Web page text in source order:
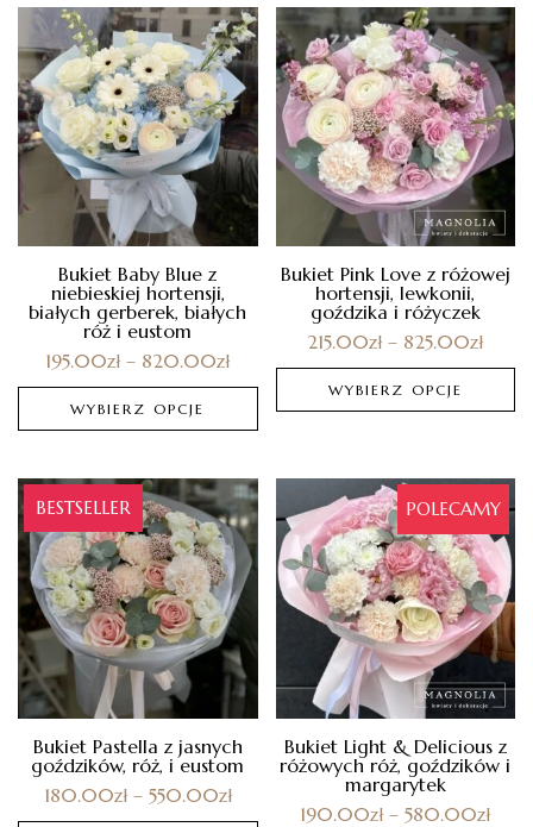
Bukiet Baby Blue z
niebieskiej hortensji,
białych gerberek, białych
róż i eustom
195.00zł – 820.00zł
WYBIERZ OPCJE
Bukiet Pink Love z różowej
hortensji, lewkonii,
goździka i różyczek
215.00zł – 825.00zł
WYBIERZ OPCJE
BESTSELLER
Bukiet Pastella z jasnych
goździków, róż, i eustom
180.00zł– 550.00zł
POLECAMY
Bukiet Light & Delicious z
różowych róż, goździków i
margarytek
190.00zł –580.00zł